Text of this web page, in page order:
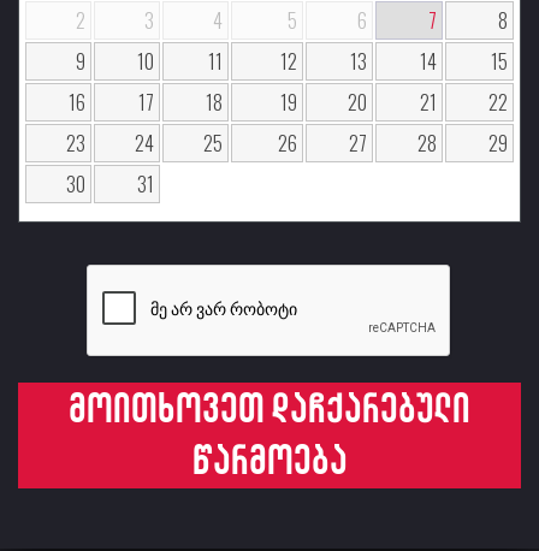
2
3 4 5 6 7
8
9
10 11 12 13 14
15
16
17 18 19 20 21
22
23
24 25 26 27 28
29
30
31
მოითხოვეთ დაჩქარებული
წარმოება